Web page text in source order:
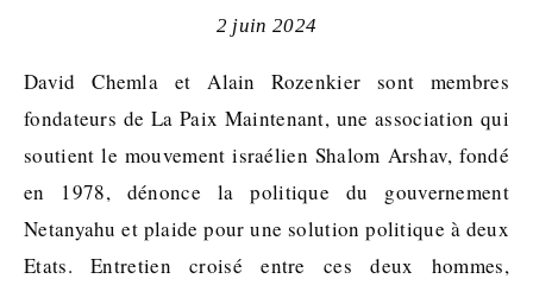
2 juin 2024
David Chemla et Alain Rozenkier sont membres
fondateurs de La Paix Maintenant, une association qui
soutient le mouvement israélien Shalom Arshav, fondé
en 1978, dénonce la politique du gouvernement
Netanyahu et plaide pour une solution politique à deux
Etats. Entretien croisé entre ces deux hommes,